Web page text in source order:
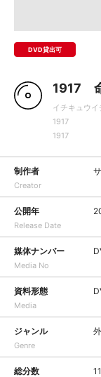
DVD貸出可
1917
イチキュウ
1917
1917
制作者
Creator
公開年
Release Date
媒体ナンバー
Media No
資料形態
Media
ジャンル
Genre
総分数